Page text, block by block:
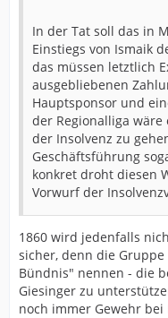
In der Tat soll das in
Einstiegs von Ismaik
das müssen letztlich
ausgebliebenen
Hauptsponsor und
der Regionalliga
der Insolvenz zu
Geschäftsführung
konkret droht diesen
Vorwurf der
1860 wird jedenfalls
sicher, denn die
Bündnis" nennen - die
Giesinger zu
noch immer Gewehr